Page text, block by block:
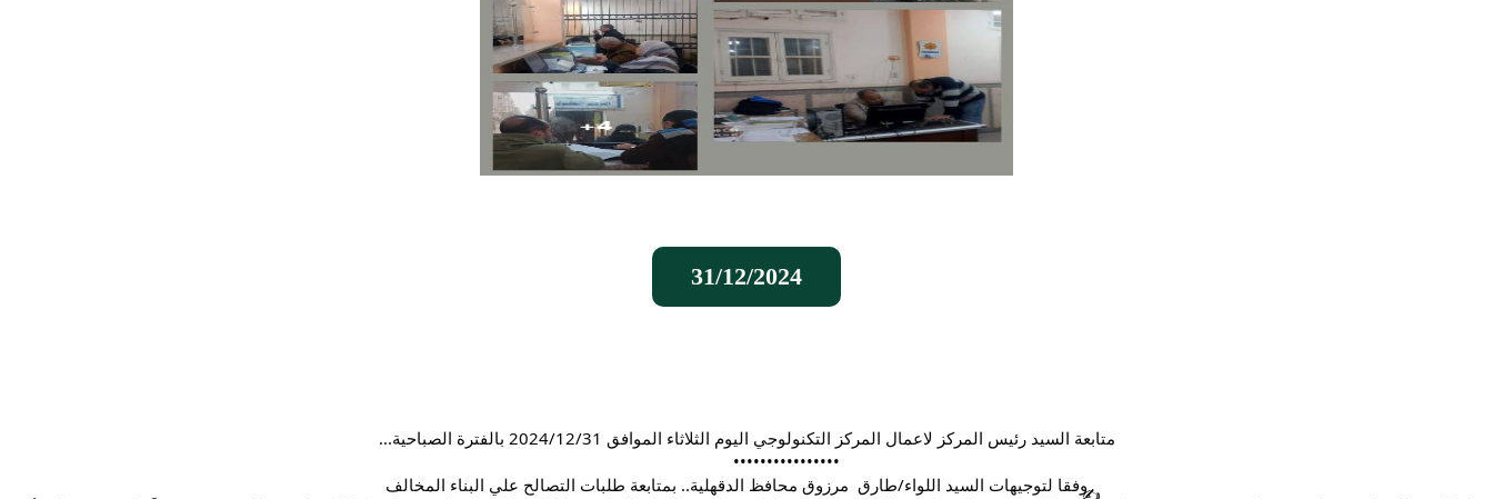
31/12/2024
                  ••••••••••••••••
وفقا لتوجيهات السيد اللواء/طارق  مرزوق محافظ الدقهلية.. بمتابعة طلبات التصالح علي البناء المخالف